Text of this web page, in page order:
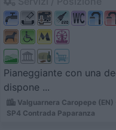
Pianeggiante con una
dispone ...
Valguarnera Caropepe
SP4 Contrada Paparanza